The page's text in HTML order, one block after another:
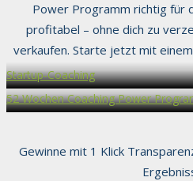
Power Programm richtig für
profitabel – ohne dich zu
verkaufen. Starte jetzt mit
Startup-Coaching
52 Wochen Coaching Power
Gewinne mit 1 Klick